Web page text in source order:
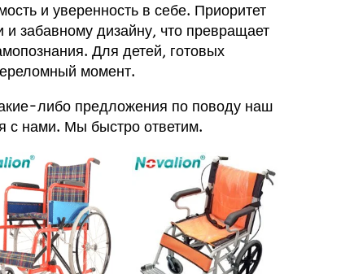
и уверенность в себе. Приоритет
и забавному дизайну, что превращает
Для детей, готовых
момент.
либо предложения по поводу наш
с нами. Мы быстро ответим.